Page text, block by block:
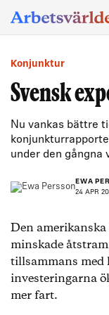
Konjunktur
Svensk
Nu vankas bättre
under den gångna
EWA
24 APR
Den
minskade
tillsammans med
investeringarna
mer fart.